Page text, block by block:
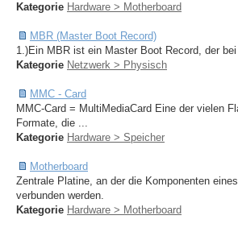
Kategorie Hardware > Motherboard
MBR (Master Boot Record)
1.)Ein MBR ist ein Master Boot Record, der
Kategorie Netzwerk > Physisch
MMC - Card
MMC-Card = MultiMediaCard Eine der vielen
Formate, die ...
Kategorie Hardware > Speicher
Motherboard
Zentrale Platine, an der die Komponenten
verbunden werden.
Kategorie Hardware > Motherboard